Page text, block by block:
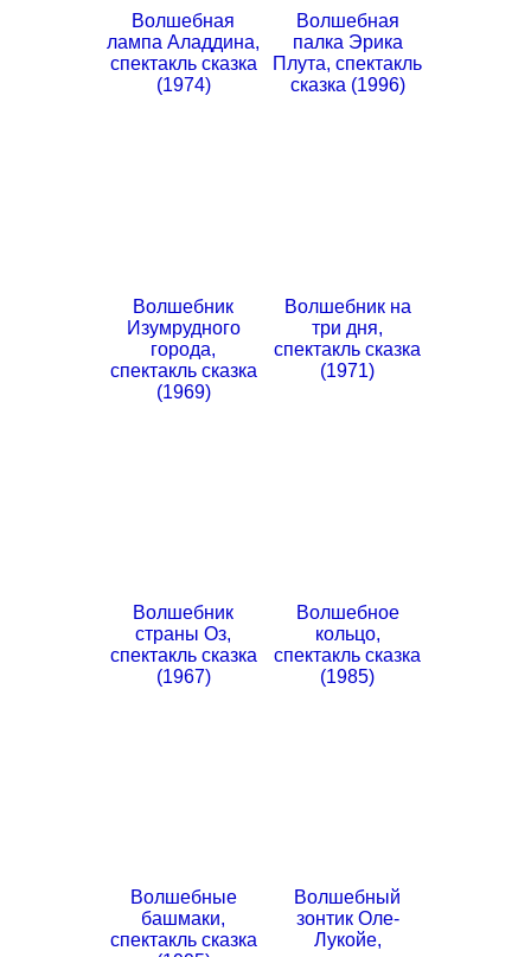
Волшебная
лампа Аладдина,
спектакль сказка
(1974)
Волшебная
палка Эрика
Плута, спектакль
сказка (1996)
Волшебник
Изумрудного
города,
спектакль сказка
(1969)
Волшебник на
три дня,
спектакль сказка
(1971)
Волшебник
страны Оз,
спектакль сказка
(1967)
Волшебное
кольцо,
спектакль сказка
(1985)
Волшебные
башмаки,
спектакль сказка
Волшебный
зонтик Оле-
Лукойе,